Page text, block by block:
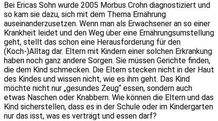
Bei Ericas Sohn wurde 2005 Morbus Crohn diagnostiziert und
so kam sie dazu, sich mit dem Thema Ernährung
auseinanderzusetzen. Wenn man als Erwachsener an so einer
Krankheit leidet und den Weg über eine Ernährungsumstellung
geht, stellt das schon eine Herausforderung für den
(Koch-)Alltag dar. Eltern mit Kindern einer solchen Erkrankung
haben noch ganz andere Sorgen. Sie müssen Gerichte finden,
die dem Kind schmecken. Die Eltern stecken nicht in der Haut
des Kindes und wissen nicht, wie es ihm geht. Das Kind
möchte nicht nur „gesundes Zeug“ essen, sondern auch
etwas Naschen oder Knabbern. Wie können die Eltern und das
Kind sicherstellen, dass es in der Schule oder im Kindergarten
nur das isst, was es verträgt und essen darf?